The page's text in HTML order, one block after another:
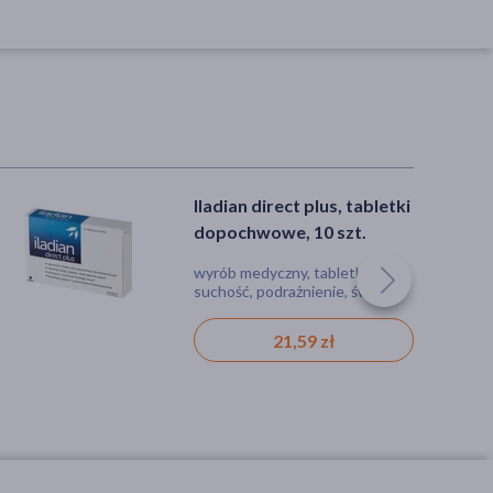
Iladian direct plus, tabletki
dopochwowe, 10 szt.
wyrób medyczny, tabletka,
suchość, podrażnienie, świąd,
21,59 zł
DOZ PRODUCT
HialuIntima, nawilżające
szt.
wyrób medyczny, globulki,
pieczenie, podrażnienie,
29,99 zł